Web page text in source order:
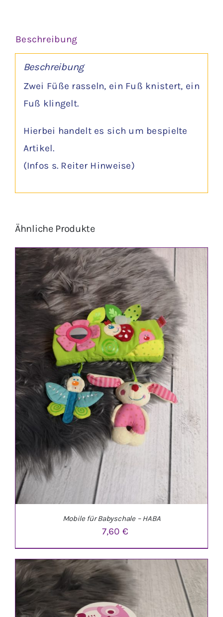
Beschreibung
Beschreibung
Zwei Füße rasseln, ein Fuß knistert, ein
Fuß klingelt.
Hierbei handelt es sich um bespielte
Artikel.
(Infos s. Reiter Hinweise)
Ähnliche Produkte
Mobile für Babyschale – HABA
7,60€